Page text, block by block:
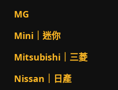
MG
Mini｜迷你
Mitsubishi｜三菱
Nissan｜日產